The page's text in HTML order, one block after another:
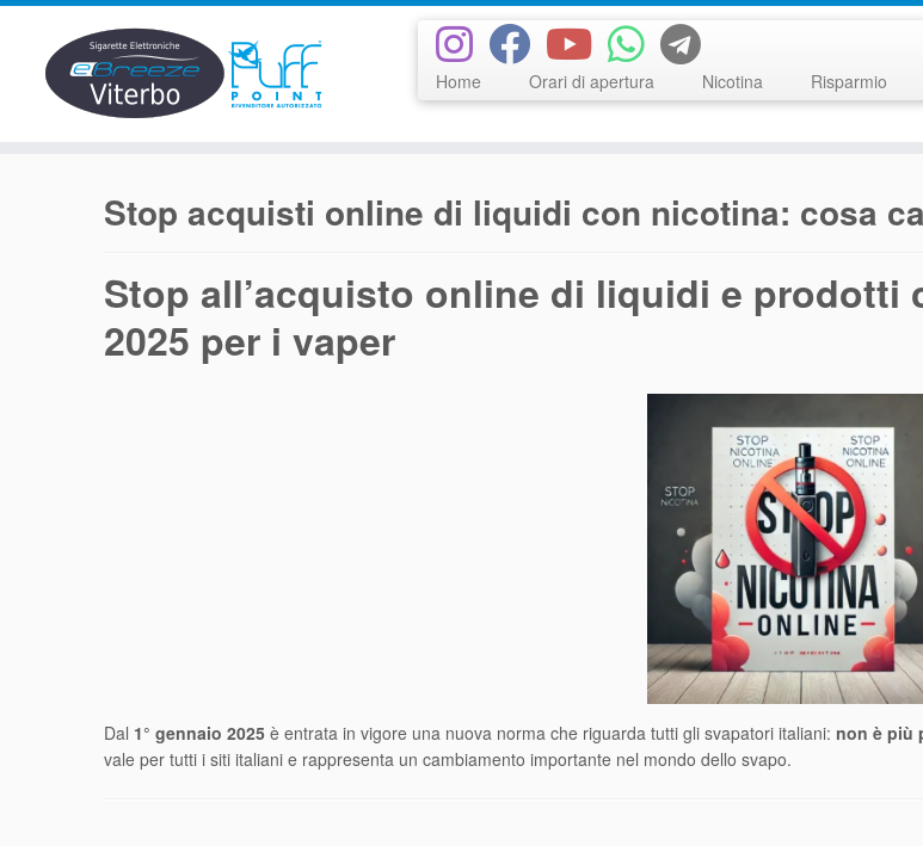
Home Orari di apertura Nicotina Risparmio
Stop acquisti online di liquidi con nicotina: cosa
Stop all’acquisto online di liquidi e prodotti
2025 per i vaper
Dal 1° gennaio 2025 è entrata in vigore una nuova norma che riguarda tutti gli svapatori italiani: non è più
vale per tutti i siti italiani e rappresenta un cambiamento importante nel mondo dello svapo.